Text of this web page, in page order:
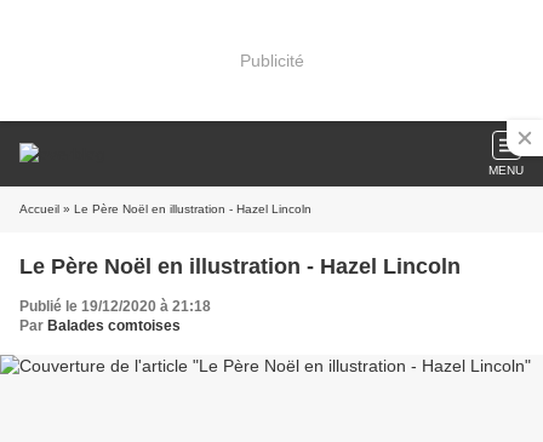
Publicité
MENU
Accueil » Le Père Noël en illustration - Hazel Lincoln
Le Père Noël en illustration - Hazel Lincoln
Publié le 19/12/2020 à 21:18
Par Balades comtoises